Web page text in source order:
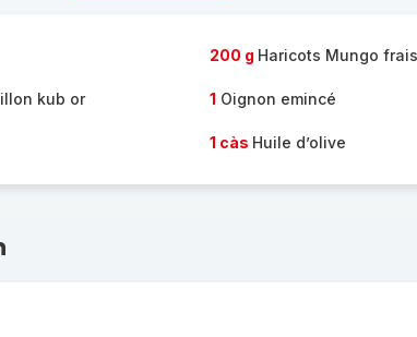
200 g Haricots Mungo frais
kub or 1 Oignon emincé
1 càs Huile d’olive